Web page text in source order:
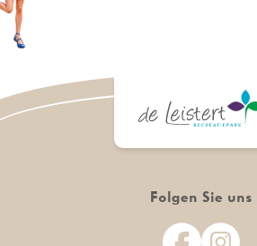
Folgen Sie uns